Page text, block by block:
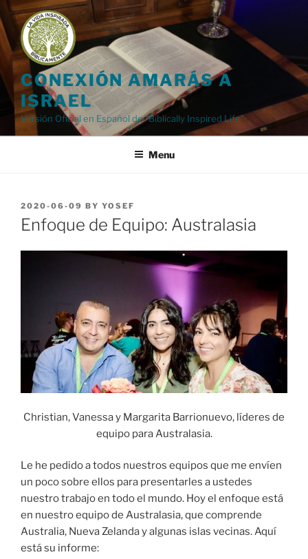
Skip
to
content
CONEXIÓN AMARÁS A
ISRAEL
Versión Oficial en Español de "Biblically Inspired Life"
Menu
POSTED
ON
2020-06-09 BY YOSEF
Enfoque de Equipo: Australasia
Christian, Vanessa y Margarita Barrionuevo, líderes de
equipo para Australasia.
Le he pedido a todos nuestros equipos que me envíen
un poco sobre ellos para presentarles a ustedes
nuestro trabajo en todo el mundo. Hoy el enfoque está
en nuestro equipo de Australasia, que comprende
Australia, Nueva Zelanda y algunas islas vecinas. Aquí
está su informe: